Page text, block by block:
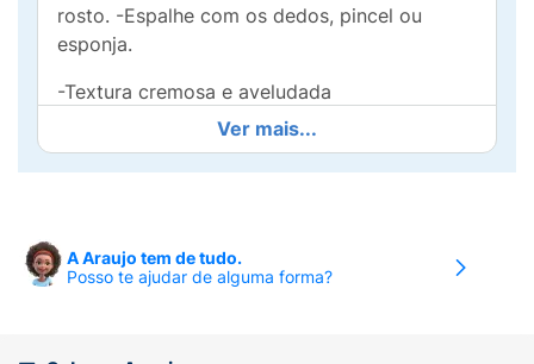
rosto. -Espalhe com os dedos, pincel ou
esponja.
-Textura cremosa e aveludada
-Super pigmentado e fácil de esfumar
de Jojoba e Óleo de Rosa Mosqueta
-Embalagem stick prática e fácil de aplicar
Ver mais...
A Araujo tem de tudo.
Posso te ajudar de alguma forma?